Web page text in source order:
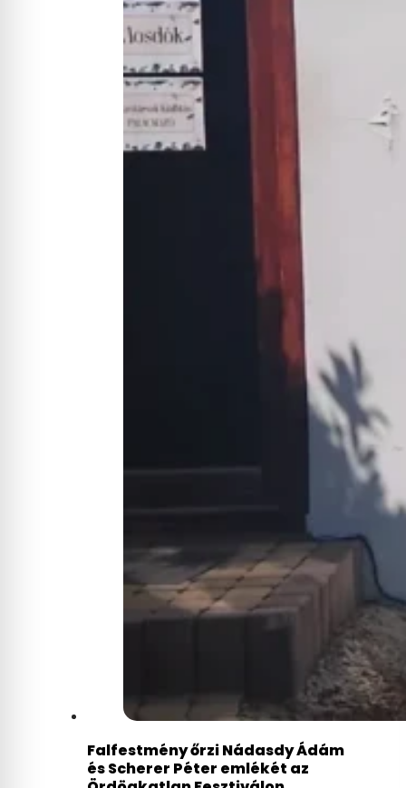
Falfestmény őrzi Nádasdy Ádám
és Scherer Péter emlékét az